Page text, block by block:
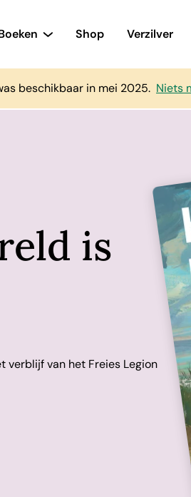
Boeken Shop Verzilver
beschikbaar in mei 2025. Niets
is
verblijf van het Freies Legion